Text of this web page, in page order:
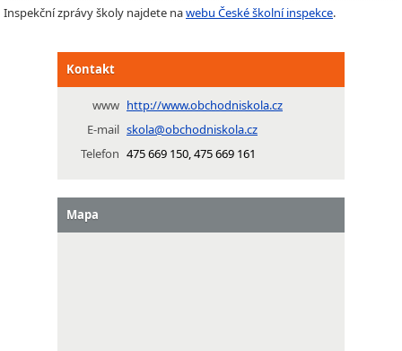
Inspekční zprávy školy najdete nawebu České školní inspekce.
Kontakt
www http://www.obchodniskola.cz
E-mail skola@obchodniskola.cz
Telefon 475 669 150, 475 669 161
Mapa